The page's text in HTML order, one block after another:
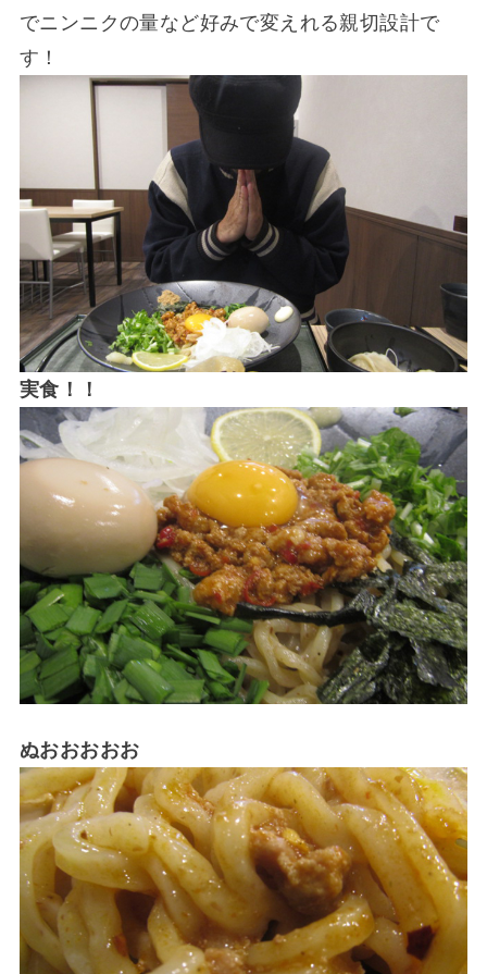
でニンニクの量など好みで変えれる親切設計で
す！
実食！！
ぬおおおおお